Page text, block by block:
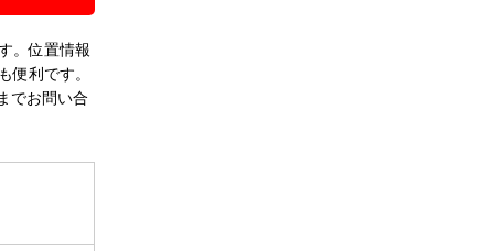
。位置情報
便利です。
でお問い合